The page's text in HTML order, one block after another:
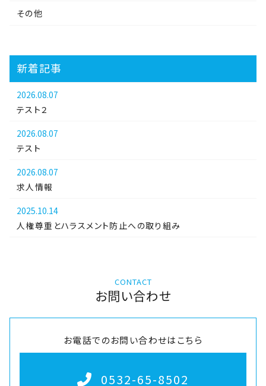
その他
新着記事
2026.08.07
テスト２
2026.08.07
テスト
2026.08.07
求人情報
2025.10.14
人権尊重とハラスメント防止への取り組み
CONTACT
お問い合わせ
お電話でのお問い合わせはこちら
0532-65-8502